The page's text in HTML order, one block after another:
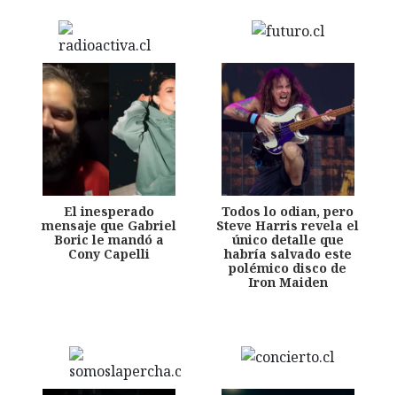
El inesperado
mensaje que Gabriel
Boric le mandó a
Cony Capelli
Todos lo odian, pero
Steve Harris revela el
único detalle que
habría salvado este
polémico disco de
Iron Maiden